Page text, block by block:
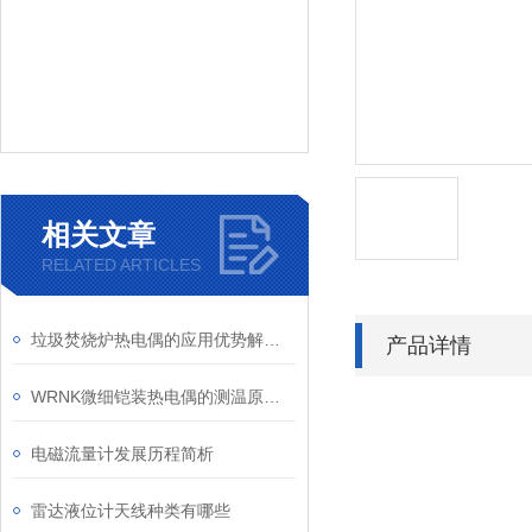
相关文章
RELATED ARTICLES
电磁流量计发展历程简析
雷达液位计天线种类有哪些
产品详情